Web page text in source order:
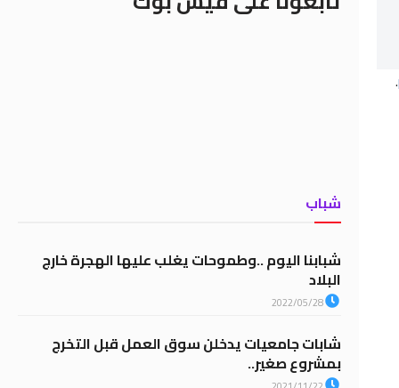
.
شباب
شبابنا اليوم ..وطموحات يغلب عليها الهجرة خارج
البلاد
2022/05/28
شابات جامعيات يدخلن سوق العمل قبل التخرج
بمشروع صغير..